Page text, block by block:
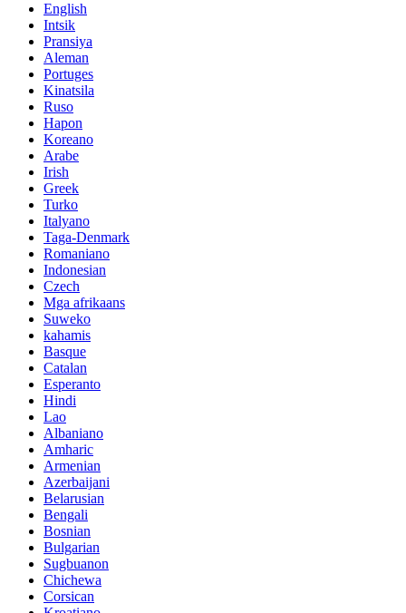
English
Intsik
Pransiya
Aleman
Portuges
Kinatsila
Ruso
Hapon
Koreano
Arabe
Irish
Greek
Turko
Italyano
Taga-Denmark
Romaniano
Indonesian
Czech
Mga afrikaans
Suweko
kahamis
Basque
Catalan
Esperanto
Hindi
Lao
Albaniano
Amharic
Armenian
Azerbaijani
Belarusian
Bengali
Bosnian
Bulgarian
Sugbuanon
Chichewa
Corsican